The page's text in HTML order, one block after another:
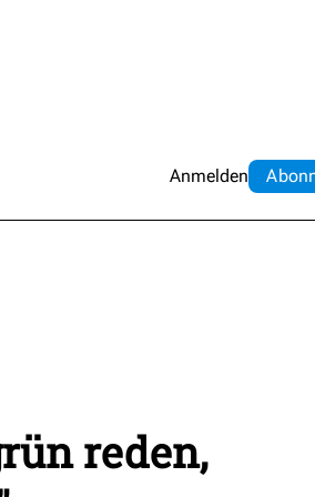
Anmelden Abo
reden,